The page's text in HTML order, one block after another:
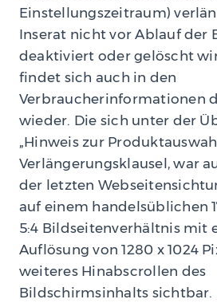
Einstellungszeitraum)
Inserat nicht vor Ablauf der
deaktiviert oder gelöscht
findet sich auch in den
Verbraucherinformationen
wieder. Die sich unter der
„Hinweis zur
Verlängerungsklausel, war
der letzten
auf einem handelsüblichen
5:4 Bildseitenverhältnis mit
Auflösung von 1280 x 1024
weiteres Hinabscrollen des
Bildschirmsinhalts sichtbar.